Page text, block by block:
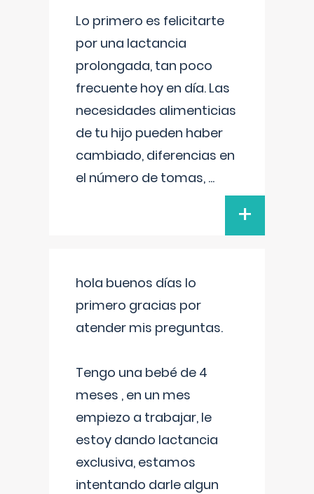
Lo primero es felicitarte
por una lactancia
prolongada, tan poco
frecuente hoy en día. Las
necesidades alimenticias
de tu hijo pueden haber
cambiado, diferencias en
el número de tomas, ...
+
hola buenos días lo
primero gracias por
atender mis preguntas.
Tengo una bebé de 4
meses , en un mes
empiezo a trabajar, le
estoy dando lactancia
exclusiva, estamos
intentando darle algun